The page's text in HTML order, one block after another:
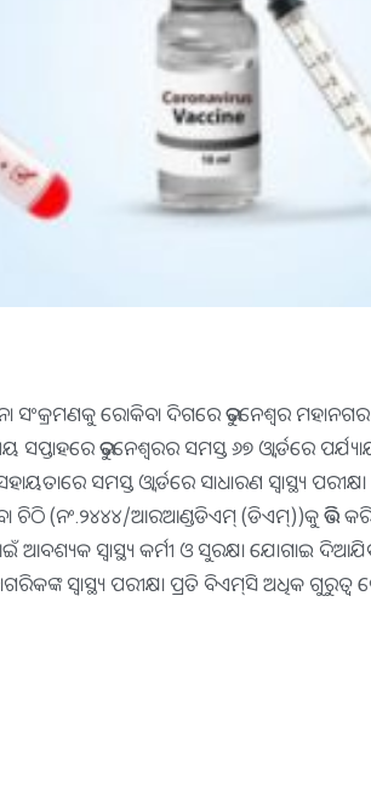
ସଂକ୍ରମଣକୁ ରୋକିବା ଦିଗରେ ଭୁବନେଶ୍ୱର
ଭୁବନେଶ୍ୱରର ସମସ୍ତ ୬୭ ଓ୍ବାର୍ଡରେ
ସମସ୍ତ ଓ୍ବାର୍ଡରେ ସାଧାରଣ ସ୍ବାସ୍ଥ୍ୟ
ଚିଠି (ନଂ.୨୪୪୪/ଆରଆଣ୍ଡଡିଏମ୍‌ (ଡିଏମ୍‌))କୁ
ସ୍ବାସ୍ଥ୍ୟ କର୍ମୀ ଓ ସୁରକ୍ଷା ଯୋଗାଇ
ସ୍ବାସ୍ଥ୍ୟ ପରୀକ୍ଷା ପ୍ରତି ବିଏମ୍‌ସି ଅଧିକ ଗୁରୁତ୍ୱ